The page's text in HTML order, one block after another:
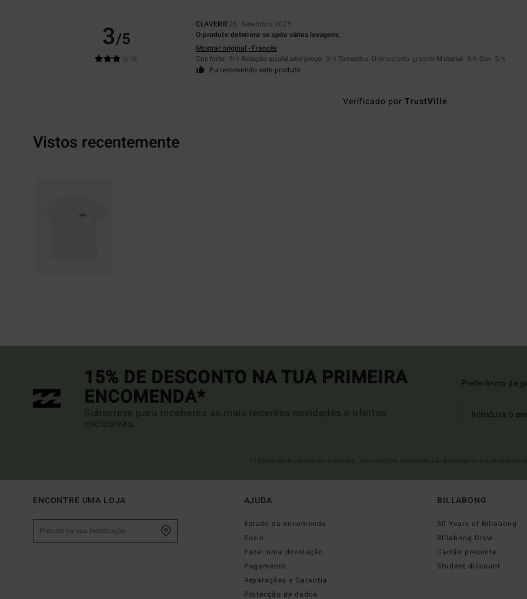
3/5
CLAVERIE26. Setembro 2025
O produto deteriora-se após várias lavagens.
Mostrar original - Francês
Conforto: 5/5 Relação qualidade/preço: 3/5 Tamanho: Demasiado grande Material: 3/5 Cor: 5/5
Eu recomendo este produto
Verificado por TrustVille
Vistos recentemente
15% DE DESCONTO NA TUA PRIMEIRA
ENCOMENDA*
Subscreve para receberes as mais recentes novidades e ofertas
exclusivas.
Preferência de
ENCONTRE UMA LOJA AJUDA
Estado da encomenda
Envio
Fazer uma devolução
Pagamento
Reparações e Garantia
Protecção de dados
BILLABONG
50 Years of Billabong
Billabong Crew
Cartão presente
Student discount